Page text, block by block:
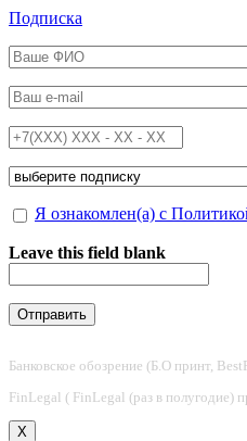
Перейти к основному
Подписка
ФИО*
Email*
Телефон*
Подписка на*
Обработка персональных
Я ознакомлен(а) с
Leave this field blank
Банковское обозрение (Б.О принт,
FinLegal ( FinLegal (раз в полугодие)
X